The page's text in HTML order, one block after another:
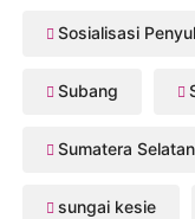
Sosialisasi
Subang
Sumatera Selatan
sungai kesie